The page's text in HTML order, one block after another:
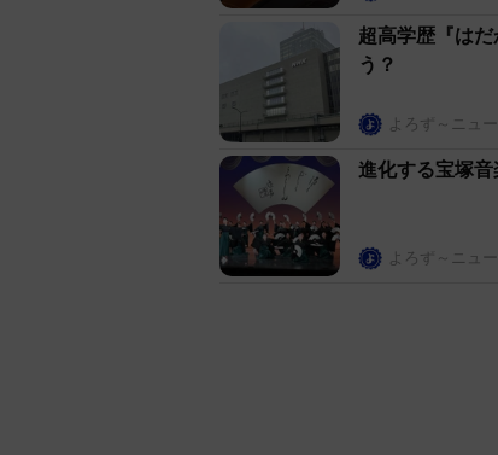
超高学歴『は
う？
よろず～ニュ
進化する宝塚
よろず～ニュ